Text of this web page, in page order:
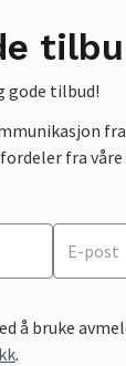
gode tilbud!
fra
fra
å bruke
.